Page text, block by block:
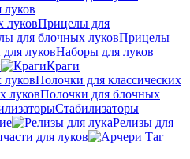
луков
Прицелы для
Прицелы
Наборы для луков
Краги
Полочки для классических
Полочки для блочных
Стабилизаторы
Релизы для
для луков